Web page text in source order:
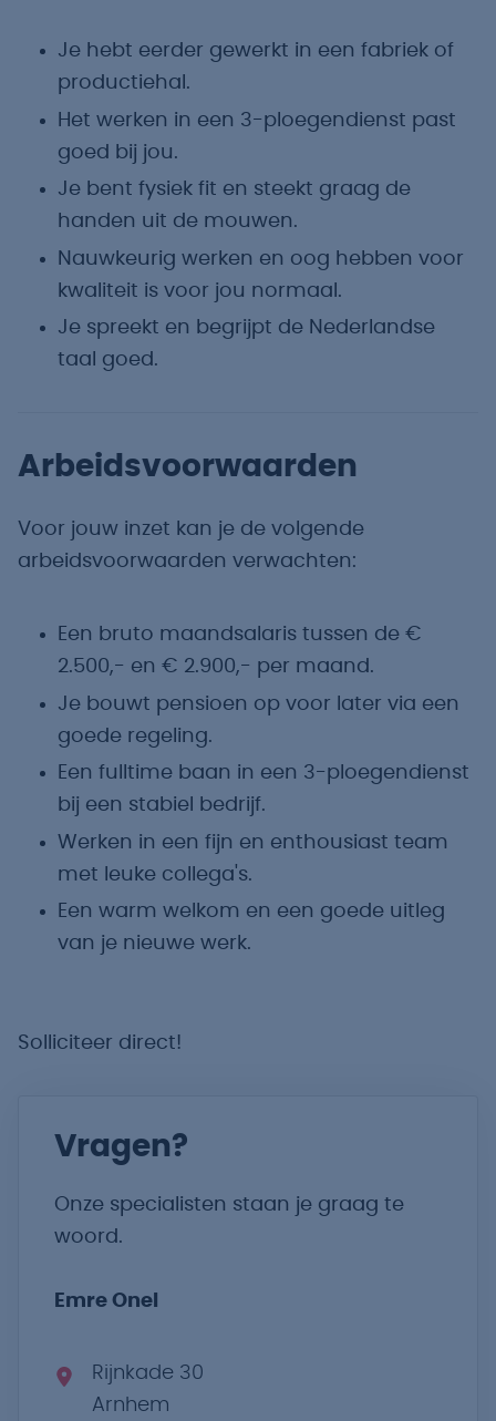
Je hebt eerder gewerkt in een fabriek of
productiehal.
Het werken in een 3-ploegendienst past
goed bij jou.
Je bent fysiek fit en steekt graag de
handen uit de mouwen.
Nauwkeurig werken en oog hebben voor
kwaliteit is voor jou normaal.
Je spreekt en begrijpt de Nederlandse
taal goed.
Arbeidsvoorwaarden
Voor jouw inzet kan je de volgende
arbeidsvoorwaarden verwachten:
Een bruto maandsalaris tussen de €
2.500,- en € 2.900,- per maand.
Je bouwt pensioen op voor later via een
goede regeling.
Een fulltime baan in een 3-ploegendienst
bij een stabiel bedrijf.
Werken in een fijn en enthousiast team
met leuke collega's.
Een warm welkom en een goede uitleg
van je nieuwe werk.
Solliciteer direct!
Vragen?
Onze specialisten staan je graag te
woord.
Emre Onel
Rijnkade 30
Arnhem